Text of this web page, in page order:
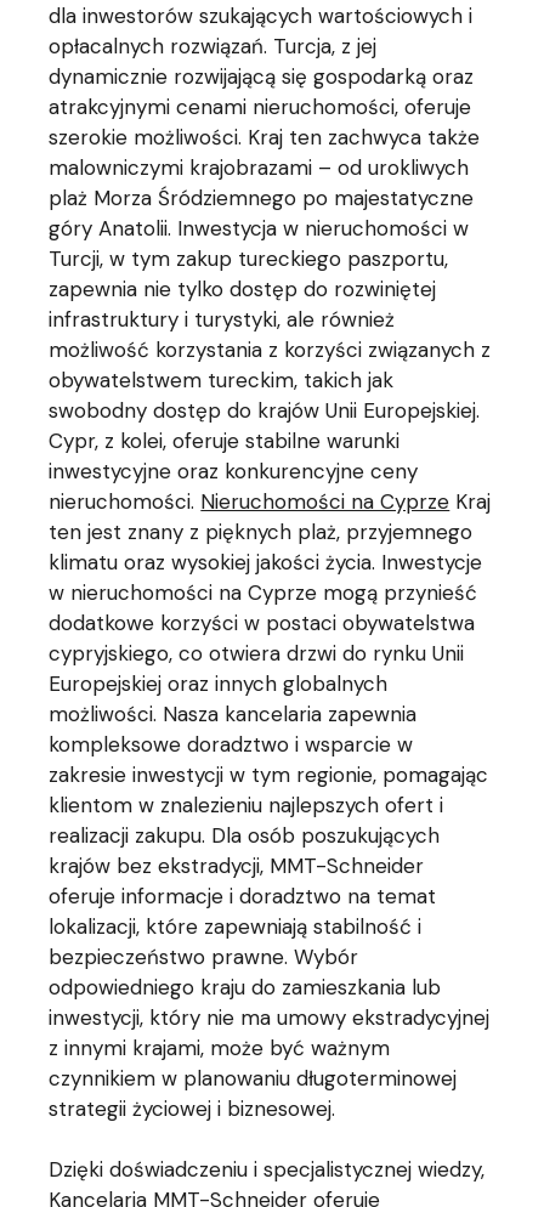
dla inwestorów szukających wartościowych i
opłacalnych rozwiązań. Turcja, z jej
dynamicznie rozwijającą się gospodarką oraz
atrakcyjnymi cenami nieruchomości, oferuje
szerokie możliwości. Kraj ten zachwyca także
malowniczymi krajobrazami – od urokliwych
plaż Morza Śródziemnego po majestatyczne
góry Anatolii. Inwestycja w nieruchomości w
Turcji, w tym zakup tureckiego paszportu,
zapewnia nie tylko dostęp do rozwiniętej
infrastruktury i turystyki, ale również
możliwość korzystania z korzyści związanych z
obywatelstwem tureckim, takich jak
swobodny dostęp do krajów Unii Europejskiej.
Cypr, z kolei, oferuje stabilne warunki
inwestycyjne oraz konkurencyjne ceny
nieruchomości. Nieruchomości na Cyprze Kraj
ten jest znany z pięknych plaż, przyjemnego
klimatu oraz wysokiej jakości życia. Inwestycje
w nieruchomości na Cyprze mogą przynieść
dodatkowe korzyści w postaci obywatelstwa
cypryjskiego, co otwiera drzwi do rynku Unii
Europejskiej oraz innych globalnych
możliwości. Nasza kancelaria zapewnia
kompleksowe doradztwo i wsparcie w
zakresie inwestycji w tym regionie, pomagając
klientom w znalezieniu najlepszych ofert i
realizacji zakupu. Dla osób poszukujących
krajów bez ekstradycji, MMT-Schneider
oferuje informacje i doradztwo na temat
lokalizacji, które zapewniają stabilność i
bezpieczeństwo prawne. Wybór
odpowiedniego kraju do zamieszkania lub
inwestycji, który nie ma umowy ekstradycyjnej
z innymi krajami, może być ważnym
czynnikiem w planowaniu długoterminowej
strategii życiowej i biznesowej.
Dzięki doświadczeniu i specjalistycznej wiedzy,
Kancelaria MMT-Schneider oferuje